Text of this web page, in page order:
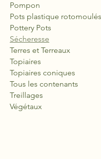
Pompon
Pots plastique rotomoulés
Pottery Pots
Sécheresse
Terres et Terreaux
Topiaires
Topiaires coniques
Tous les contenants
Treillages
Végétaux